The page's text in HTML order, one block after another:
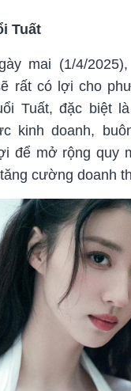
Tuất
mai (1/4/
rất có lợi cho
Tuất, đặc biệt
kinh doanh,
để mở rộng quy
cường doanh